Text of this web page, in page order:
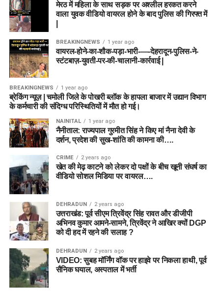
मेरठ में महिला के साथ सड़क पर अश्लील हरकत करने
वाला युवक वीडियो वायरल होने के बाद पुलिस की गिरफ्त में
BREAKINGNEWS 1 year ago
वायरल-होने-का-शौक-पड़ा-भारी-—-देहरादून-पुलिस-ने-
स्टंटबाज़-युवती-पर-की-चालानी-कार्रवाई |
BREAKINGNEWS 1 year ago
ब्रेकिंग न्यूज़ | चमोली जिले के पोखरी ब्लॉक के हापला बाजार में उद्यान विभाग
के कर्मचारी की संदिग्ध परिस्थितियों में मौत हो गई।
NAINITAL 1 year ago
नैनीताल: राज्यपाल गुरमीत सिंह ने किए मां नैना देवी के
दर्शन, प्रदेश की सुख-शांति की कामना की….
CRIME 2 years ago
खेत की मेढ़ काटने को लेकर दो पक्षों के बीच खूनी संघर्ष का
वीडियो सोशल मिडिया पर वायरल….
DEHRADUN 2 years ago
उत्तराखंड: पूर्व सीएम त्रिवेंद्र सिंह रावत और डीजीपी
अभिनव कुमार आमने-सामने, त्रिवेंद्र ने आखिर क्यों DGP
को दी हद में रहने की सलाह ?
DEHRADUN 2 years ago
VIDEO: सुबह मॉर्निंग वॉक पर हाइवे पर निकला हाथी, पूर्व
सैनिक घयाल, अस्पताल में भर्ती